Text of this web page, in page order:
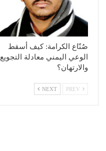
صُنّاع الكرامة: كيف أسقط
الوعي اليمني معادلة التجويع
والارتهان؟
NEXT